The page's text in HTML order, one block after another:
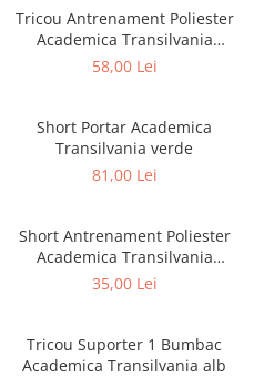
Tricou Antrenament Poliester
Academica Transilvania
albastru
58,00 Lei
Short Portar Academica
Transilvania verde
81,00 Lei
Short Antrenament Poliester
Academica Transilvania
albastru
35,00 Lei
Tricou Suporter 1 Bumbac
Academica Transilvania alb